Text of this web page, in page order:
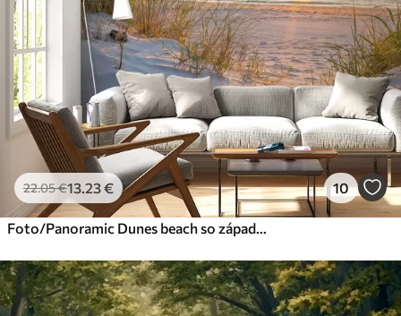
22.05€13.23€ 10
Foto/Panoramic Dunes beach so západom slnka